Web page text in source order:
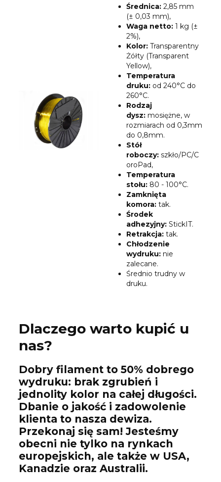
Średnica: 2,85 mm
(± 0,03 mm),
Waga netto: 1 kg (±
2%),
Kolor: Transparentny
Żółty (Transparent
Yellow),
Temperatura
druku: od 240°C do
260°C.
Rodzaj
dysz: mosiężne, w
rozmiarach od 0,3mm
do 0,8mm.
Stół
roboczy: szkło/PC/C
oroPad,
Temperatura
stołu: 80 - 100°C.
Zamknięta
komora: tak.
Środek
adhezyjny: StickIT.
Retrakcja: tak.
Chłodzenie
wydruku: nie
zalecane.
Średnio trudny w
druku.
Dlaczego warto kupić u
nas?
Dobry filament to 50% dobrego
wydruku: brak zgrubień i
jednolity kolor na całej długości.
Dbanie o jakość i zadowolenie
klienta to nasza dewiza.
Przekonaj się sam! Jesteśmy
obecni nie tylko na rynkach
europejskich, ale także w USA,
Kanadzie oraz Australii.